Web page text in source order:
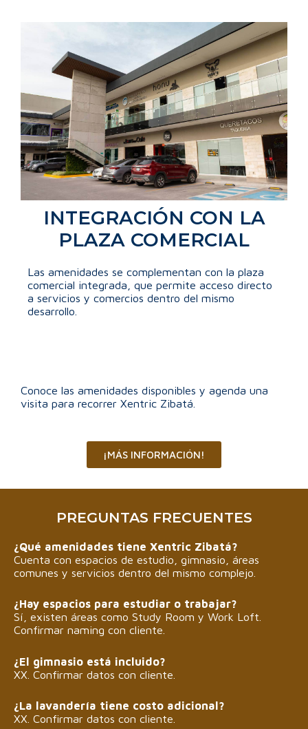
INTEGRACIÓN CON LA
PLAZA COMERCIAL
Las amenidades se complementan con la plaza
comercial integrada, que permite acceso directo
a servicios y comercios dentro del mismo
desarrollo.
Conoce las amenidades disponibles y agenda una
visita para recorrer Xentric Zibatá.
¡MÁS INFORMACIÓN!
PREGUNTAS FRECUENTES
¿Qué amenidades tiene Xentric Zibatá?
Cuenta con espacios de estudio, gimnasio, áreas
comunes y servicios dentro del mismo complejo.
¿Hay espacios para estudiar o trabajar?
Sí, existen áreas como Study Room y Work Loft.
Confirmar naming con cliente.
¿El gimnasio está incluido?
XX. Confirmar datos con cliente.
¿La lavandería tiene costo adicional?
XX. Confirmar datos con cliente.